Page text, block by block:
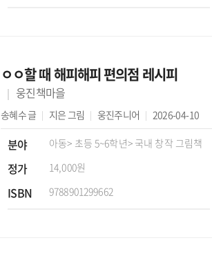
ㅇㅇ할 때 해피해피 편의점 레시피
웅진책마을
송혜수글 지은그림 웅진주니어 2026-04-10
분야 아동> 초등 5~6학년> 국내 창작 그림책
정가 14,000원
ISBN 9788901299662